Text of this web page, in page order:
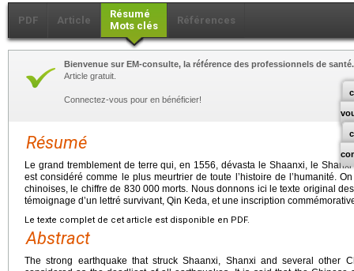
PDF Article
Résumé
Mots clés
Références
Bienvenue sur EM-consulte, la référence des professionnels de santé.
Article gratuit.
Connectez-vous pour en bénéficier!
Résumé
Le grand tremblement de terre qui, en 1556, dévasta le Shaanxi, le
est considéré comme le plus meurtrier de toute l’histoire de l’humanité.
chinoises, le chiffre de 830 000 morts. Nous donnons ici le texte original
témoignage d’un lettré survivant, Qin Keda, et une inscription
Le texte complet de cet article est disponible en PDF.
Abstract
The strong earthquake that struck Shaanxi, Shanxi and several other